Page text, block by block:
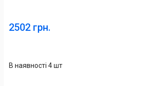
2502 грн.
В наявності 4 шт